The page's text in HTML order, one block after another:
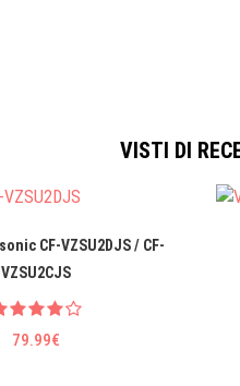
VISTI DI
CF-VZSU2DJS / CF-
VZSU2CJS
79.99€